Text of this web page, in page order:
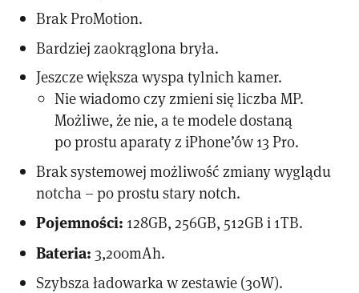
Brak ProMotion.
Bardziej zaokrąglona bryła.
Jeszcze większa wyspa tylnich kamer.
Nie wiadomo czy zmieni się liczba MP.
Możliwe, że nie, a te modele dostaną
po prostu aparaty z iPhone’ów 13 Pro.
Brak systemowej możliwość zmiany wyglądu
notcha – po prostu stary notch.
Pojemności: 128GB, 256GB, 512GB i 1TB.
Bateria: 3,200mAh.
Szybsza ładowarka w zestawie (30W).